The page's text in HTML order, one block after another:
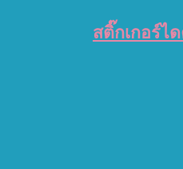
สติ๊กเกอร์ไ